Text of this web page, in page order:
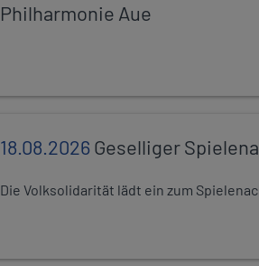
Philharmonie Aue
18.08.2026Geselliger
Die Volksolidarität lädt ein zum